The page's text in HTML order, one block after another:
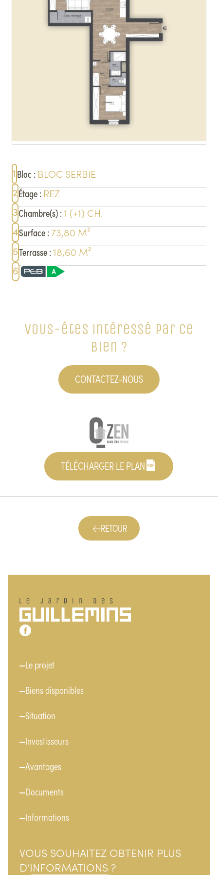
1Bloc : BLOC SERBIE
2Étage: REZ
3Chambre(s):1 (+1) CH.
4Surface: 73,80 M²
5Terrasse:18,60 M²
6
Vous-êtes intéressé par ce
bien ?
CONTACTEZ-NOUS
TÉLÉCHARGER LE PLAN
RETOUR
Pied de page
Le jardin des Guillemins
Notre page Facebook
Le projet
Biens disponibles
Situation
Investisseurs
Avantages
Documents
Informations
VOUS SOUHAITEZ OBTENIR PLUS
D’INFORMATIONS ?